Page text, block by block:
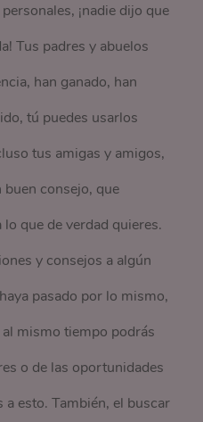
¡nadie dijo que
Tus padres y abuelos
han ganado, han
tú puedes usarlos
tus amigas y amigos,
consejo, que
que de verdad quieres.
y consejos a algún
pasado por lo mismo,
mismo tiempo podrás
o de las oportunidades
esto. También, el buscar